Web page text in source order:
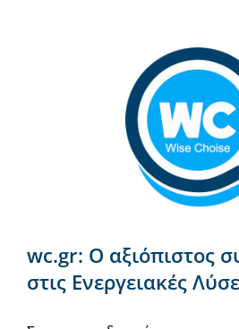
wc.gr: Ο αξιόπιστος
στις Ενεργειακές